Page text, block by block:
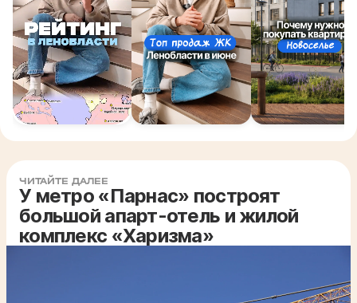
ЧИТАЙТЕ ДАЛЕЕ
У метро «Парнас» построят
большой апарт-отель и жилой
комплекс «Харизма»